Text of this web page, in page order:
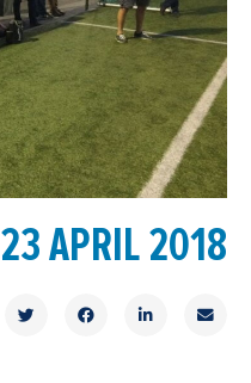
23 APRIL 2018